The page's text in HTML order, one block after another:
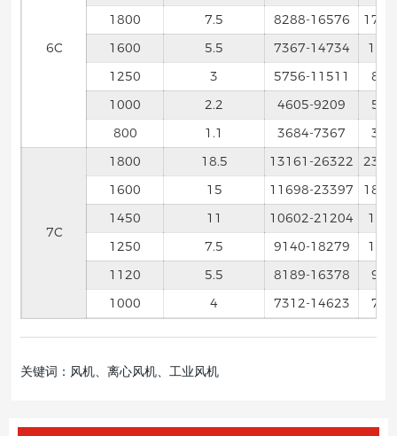
6C
1800
7.5 8288-16576
1600
5.5 7367-14734
1250
3 5756-11511
1000
2.2 4605-9209
800
1.1 3684-7367
7C
1800 18.5 13161-26322
1600
15 11698-23397
1450
11 10602-21204
1250
7.5 9140-18279
1120
5.5 8189-16378
1000
4 7312-14623
关键词：风机、离心风机、工业风机